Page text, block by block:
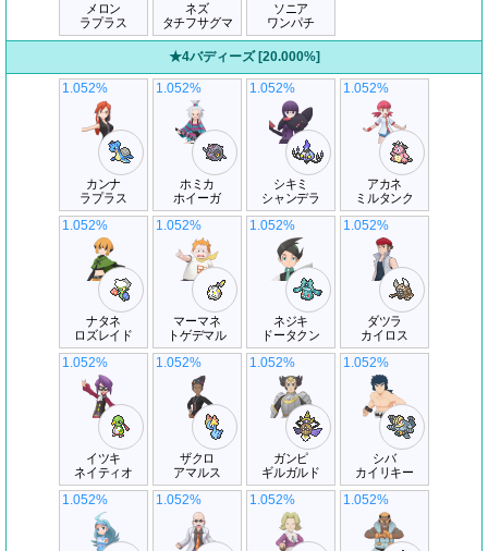
メロン
ラプラス
ネズ
タチフサグマ
ソニア
ワンパチ
★4バディーズ [20.000%]
カンナ
ラプラス
1.052%
ホミカ
ホイーガ
1.052%
シキミ
シャンデラ
1.052%
アカネ
ミルタンク
1.052%
ナタネ
ロズレイド
1.052%
マーマネ
トゲデマル
1.052%
ネジキ
ドータクン
1.052%
ダツラ
カイロス
1.052%
イツキ
ネイティオ
1.052%
ザクロ
アマルス
1.052%
ガンピ
ギルガルド
1.052%
シバ
カイリキー
1.052%
1.052% 1.052% 1.052% 1.052%